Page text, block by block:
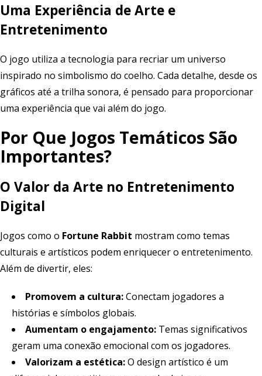
Uma Experiência de Arte e
Entretenimento
O jogo utiliza a tecnologia para recriar um universo
inspirado no simbolismo do coelho. Cada detalhe, desde os
gráficos até a trilha sonora, é pensado para proporcionar
uma experiência que vai além do jogo.
Por Que Jogos Temáticos São
Importantes?
O Valor da Arte no Entretenimento
Digital
Jogos como o Fortune Rabbit mostram como temas
culturais e artísticos podem enriquecer o entretenimento.
Além de divertir, eles:
Promovem a cultura:Conectam jogadores a
histórias e símbolos globais.
Aumentam o engajamento: Temas significativos
geram uma conexão emocional com os jogadores.
Valorizam a estética:O design artístico é um